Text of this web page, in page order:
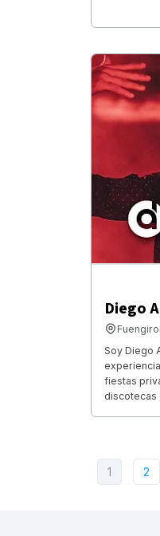
Diego
Soy Diego
fiestas
discotecas
1 2